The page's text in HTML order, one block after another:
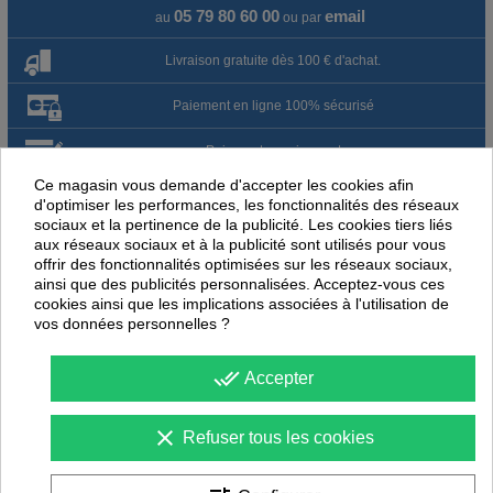
au 05 79 80 60 00ou par email
Livraison gratuite dès 100 € d'achat.
Paiement en ligne 100% sécurisé
Paiement par virement
Satisfait ou remboursé jusqu'à 60 jours
NOUS PENSONS QUE CES ARTICLES
PEUVENT ÉGALEMENT VOUS INTÉRESSER
PROMOTION
-30%
Ce magasin vous demande d'accepter les cookies afin
d'optimiser les performances, les fonctionnalités des réseaux
sociaux et la pertinence de la publicité. Les cookies tiers liés
aux réseaux sociaux et à la publicité sont utilisés pour vous
offrir des fonctionnalités optimisées sur les réseaux sociaux,
ainsi que des publicités personnalisées. Acceptez-vous ces
cookies ainsi que les implications associées à l'utilisation de
vos données personnelles ?
done_all Accepter
clear Refuser tous les cookies